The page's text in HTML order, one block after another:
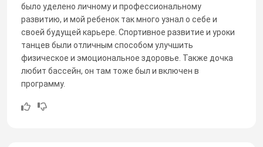
было уделено личному и профессиональному
развитию, и мой ребенок так много узнал о себе и
своей будущей карьере. Спортивное развитие и уроки
танцев были отличным способом улучшить
физическое и эмоциональное здоровье. Также дочка
любит бассейн, он там тоже был и включен в
программу.